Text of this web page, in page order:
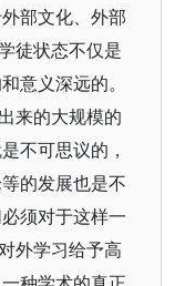
部文化、外部
徒状态不仅是
意义深远的。
来的大规模的
不可思议的，
的发展也是不
须对于这样一
外学习给予高